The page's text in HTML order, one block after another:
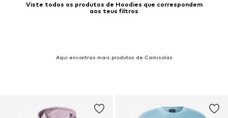
Viste todos os produtos de Hoodies que correspondem
aos teus filtros
Aqui encontras mais produtos de Camisolas